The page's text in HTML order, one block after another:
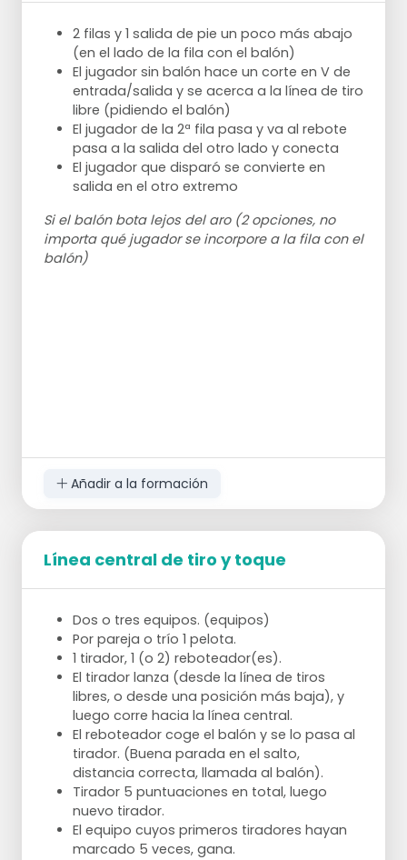
3 minutos para conseguir el mayor número de
puntos posible o con más de 12 jugadores los
equipos se enfrentan entre sí.
2 filas y 1 salida de pie un poco más abajo
(en el lado de la fila con el balón)
El jugador sin balón hace un corte en V de
entrada/salida y se acerca a la línea de tiro
libre (pidiendo el balón)
El jugador de la 2ª fila pasa y va al rebote
pasa a la salida del otro lado y conecta
El jugador que disparó se convierte en
salida en el otro extremo
Si el balón bota lejos del aro (2 opciones, no
importa qué jugador se incorpore a la fila con el
balón)
Añadir a la formación
Línea central de tiro y toque
Dos o tres equipos. (equipos)
Por pareja o trío 1 pelota.
1 tirador, 1 (o 2) reboteador(es).
El tirador lanza (desde la línea de tiros
libres, o desde una posición más baja), y
luego corre hacia la línea central.
El reboteador coge el balón y se lo pasa al
tirador. (Buena parada en el salto,
distancia correcta, llamada al balón).
Tirador 5 puntuaciones en total, luego
nuevo tirador.
El equipo cuyos primeros tiradores hayan
marcado 5 veces, gana.